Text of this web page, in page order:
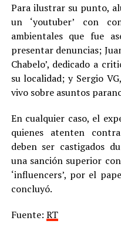
Para ilustrar su punto,
un ‘youtuber’ con
ambientales que fue
presentar denuncias;
Chabelo’, dedicado a
su localidad; y Sergio
vivo sobre asuntos
En cualquier caso, el
quienes atenten
deben ser castigados
una sanción superior
‘influencers’, por el
concluyó.
Fuente: RT